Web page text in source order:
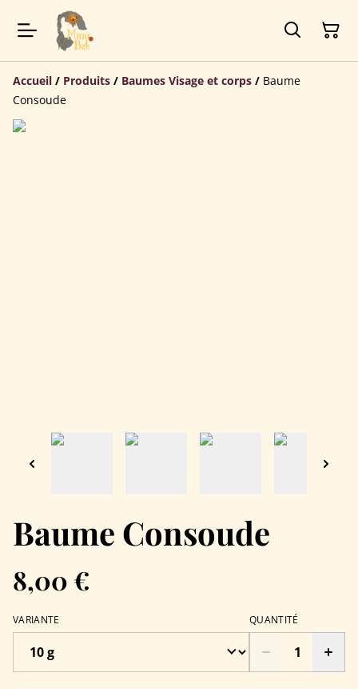
Accueil / Produits / Baumes Visage et corps / Baume
Consoude
Baume Consoude
8,00 €
VARIANTE QUANTITÉ